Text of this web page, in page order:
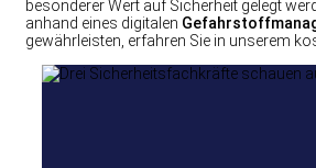
besonderer Wert auf Sicherheit gelegt
anhand eines digitalen
gewährleisten, erfahren Sie in unserem